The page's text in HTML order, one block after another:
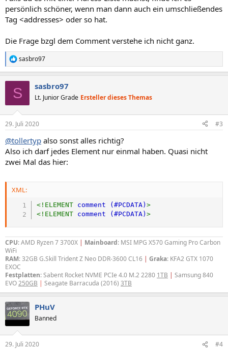
persönlich schöner, wenn man dann auch ein umschließendes
Tag <addresses> oder so hat.
Die Frage bzgl dem Comment verstehe ich nicht ganz.
R
e
e
:
sasbro97
S sasbro97
Lt. Junior Grade Ersteller dieses Themas
29. Juli 2020 #3
@tollertyp also sonst alles richtig?
Also ich darf jedes Element nur einmal haben. Quasi nicht
zwei Mal das hier:
XML:
< !ELEMENT comment (#PCDATA)>
< !ELEMENT comment (#PCDATA)>
CPU: AMD Ryzen 7 3700X | Mainboard: MSI MPG X570 Gaming Pro Carbon
WiFi
RAM: 32GB G.Skill Trident Z Neo DDR-3600 CL16 | Graka: KFA2 GTX 1070
EXOC
Festplatten: Sabent Rocket NVME PCIe 4.0 M.2 2280 1TB | Samsung 840
EVO250GB | Seagate Barracuda (2016) 3TB
PHuV
Banned
29. Juli 2020 #4